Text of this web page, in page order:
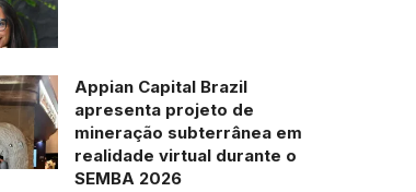
Appian Capital Brazil
apresenta projeto de
mineração subterrânea em
realidade virtual durante o
SEMBA 2026